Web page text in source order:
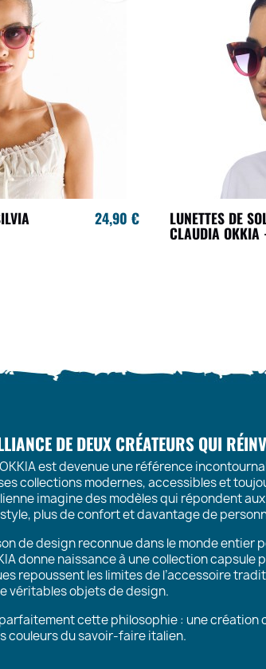
24,90 € LUNETTES DE
CLAUDIA
DE DEUX CRÉATEURS QUI
est devenue une référence
collections modernes, accessibles et
imagine des modèles qui répondent
plus de confort et davantage de
de design reconnue dans le monde entier
donne naissance à une collection capsule
repoussent les limites de l’accessoire
véritables objets de design.
cette philosophie : une
couleurs du savoir-faire italien.